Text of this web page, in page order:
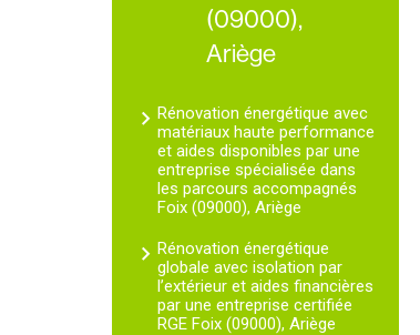
(09000),
Ariège
Rénovation énergétique avec
matériaux haute performance
et aides disponibles par une
entreprise spécialisée dans
les parcours accompagnés
Foix (09000), Ariège
Rénovation énergétique
globale avec isolation par
l’extérieur et aides financières
par une entreprise certifiée
RGE Foix (09000), Ariège